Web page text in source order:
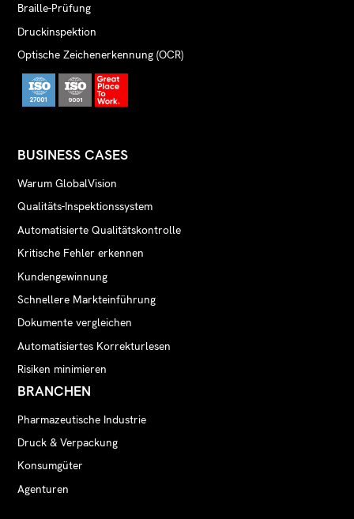
Braille-Prüfung
Druckinspektion
Optische Zeichenerkennung (OCR)
BUSINESS CASES
Warum GlobalVision
Qualitäts-Inspektionssystem
Automatisierte Qualitätskontrolle
Kritische Fehler erkennen
Kundengewinnung
Schnellere Markteinführung
Dokumente vergleichen
Automatisiertes Korrekturlesen
Risiken minimieren
BRANCHEN
Pharmazeutische Industrie
Druck & Verpackung
Konsumgüter
Agenturen